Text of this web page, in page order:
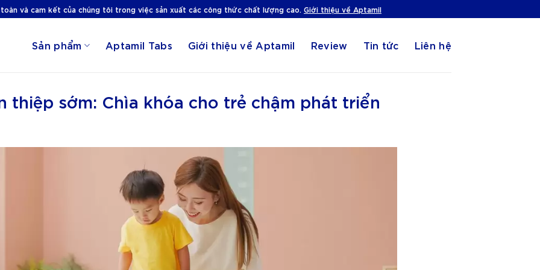
và cam kết của chúng tôi trong việc sản xuất các công thức chất lượng cao. Giới thiệu về Aptamil
Sản phẩm Aptamil Tabs Giới thiệu về Aptamil Review Tin tức Liên hệ
thiệp sớm: Chìa khóa cho trẻ chậm phát triển